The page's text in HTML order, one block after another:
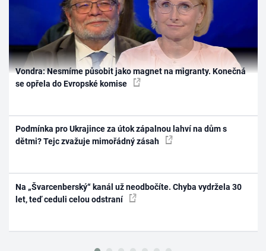
Vondra: Nesmíme působit jako magnet na migranty. Konečná
se opřela do Evropské komise
Podmínka pro Ukrajince za útok zápalnou lahví na dům s
dětmi? Tejc zvažuje mimořádný zásah
Na „Švarcenberský“ kanál už neodbočíte. Chyba vydržela 30
let, teď ceduli celou odstraní